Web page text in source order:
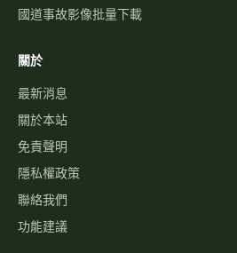
國道事故影像批量下載
關於
最新消息
關於本站
免責聲明
隱私權政策
聯絡我們
功能建議